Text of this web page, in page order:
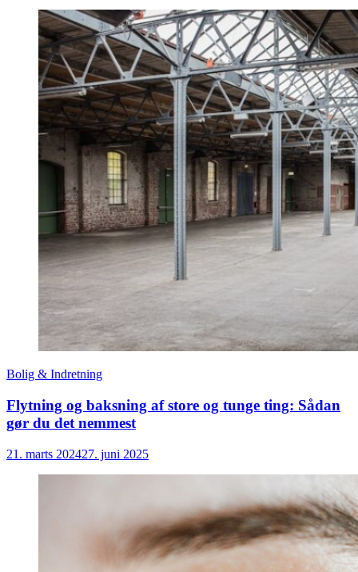
Bolig & Indretning
Flytning og baksning af store og tunge ting: Sådan
gør du det nemmest
21. marts 202427. juni 2025